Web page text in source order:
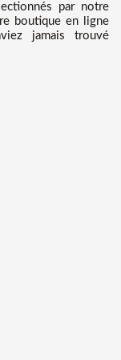
par notre
boutique en ligne
jamais trouvé